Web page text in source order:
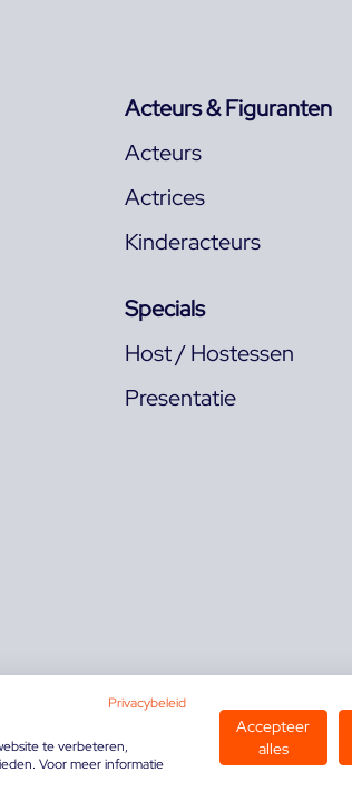
Acteurs & Figuranten
Acteurs
Actrices
Kinderacteurs
Specials
Host / Hostessen
Presentatie
Privacybeleid
te verbeteren,
Voor meer informatie
Accepteer
alles